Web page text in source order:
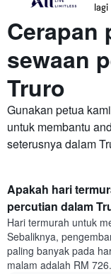
lagi
Cerapan
sewaan
Truro
Gunakan petua
untuk membantu
seterusnya dalam
Apakah hari
percutian dalam
Hari termurah untuk
Sebaliknya,
paling banyak pada
malam adalah RM 726.